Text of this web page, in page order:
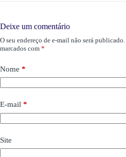
Deixe um comentário
O seu endereço de e-mail não será publicado.
marcados com *
Nome *
E-mail *
Site